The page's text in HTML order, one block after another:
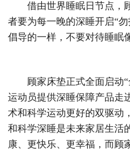
借由世界睡眠日节点，
者要为每一晚的深睡开启“
倡导的一样，不要对待睡眠
顾家床垫正式全面启动
运动员提供深睡保障产品走
术和科学运动更好的双驱动
和科学深睡是未来家居生活
康、更快乐、更幸福，而顾